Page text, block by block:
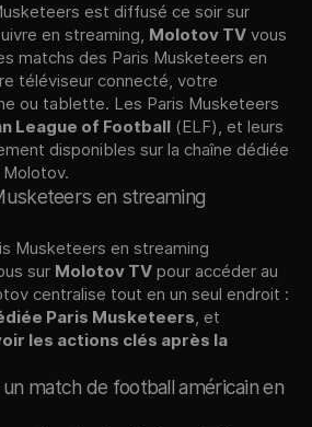
est diffusé ce soir sur
en streaming, Molotov TV vous
matchs des Paris Musketeers en
téléviseur connecté, votre
ou tablette. Les Paris Musketeers
League of Football (ELF), et leurs
disponibles sur la chaîne dédiée
en streaming
Musketeers en streaming
sur Molotov TV pour accéder au
centralise tout en un seul endroit :
Paris Musketeers, et
les actions clés après la
match de football américain en